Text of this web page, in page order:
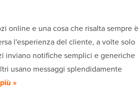
online e una cosa che risalta sempre è
l'esperienza del cliente, a volte solo
inviano notifiche semplici e generiche
usano messaggi splendidamente
»